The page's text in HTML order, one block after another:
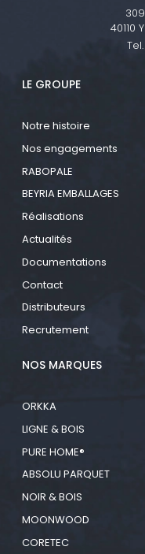
40110
Tel.
LE GROUPE
Notre histoire
Nos engagements
RABOPALE
BEYRIA EMBALLAGES
Réalisations
Actualités
Documentations
Contact
Distributeurs
Recrutement
NOS MARQUES
ORKKA
LIGNE & BOIS
PURE HOME®
ABSOLU PARQUET
NOIR & BOIS
MOONWOOD
CORETEC